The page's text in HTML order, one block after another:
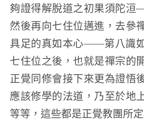
夠證得解脫道之初果須陀洹
然後再向七住位邁進，去參
具足的真如本心——第八識
七住位之後，也就是禪宗的
正覺同修會接下來更為證悟
應該修學的法道，乃至於地
等等，這些都是正覺教團所